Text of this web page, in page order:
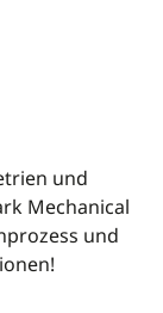
und
Mechanical
und